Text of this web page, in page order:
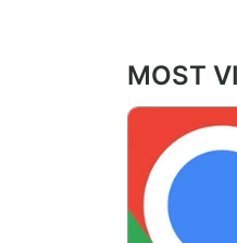
MOST